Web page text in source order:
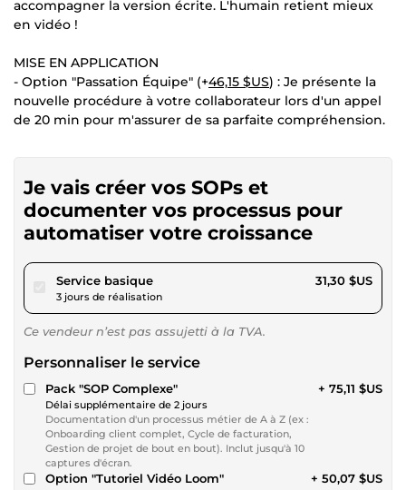
accompagner la version écrite. L'humain retient mieux
en vidéo !
MISE EN APPLICATION
- Option "Passation Équipe" (+46,15 $US) : Je présente la
nouvelle procédure à votre collaborateur lors d'un appel
de 20 min pour m'assurer de sa parfaite compréhension.
Je vais créer vos SOPs et
documenter vos processus pour
automatiser votre croissance
Service basiquepour 28,85 $US
3 jours de réalisation
31,30 $US
Ce vendeur n’est pas assujetti à la TVA.
Personnaliser le service
Pack "SOP Complexe"
Délai supplémentaire de 2 jours
Documentation d'un processus métier de A à Z (ex :
Onboarding client complet, Cycle de facturation,
Gestion de projet de bout en bout). Inclut jusqu'à 10
captures d'écran.
+ 75,11 $US
Option "Tutoriel Vidéo Loom" + 50,07 $US